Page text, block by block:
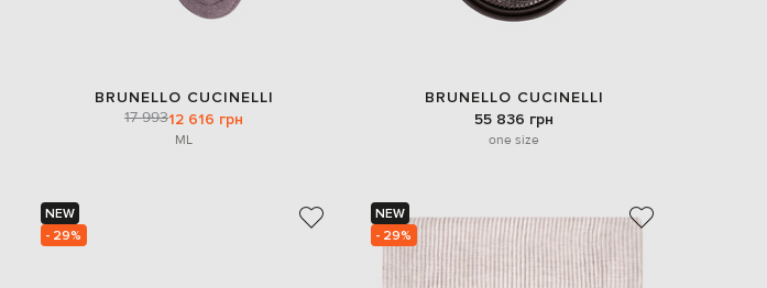
Romania
BRUNELLO CUCINELLI
17 99312 616 грн
ML
BRUNELLO CUCINELLI
55 836 грн
one size
NEW
- 29%
NEW
- 29%